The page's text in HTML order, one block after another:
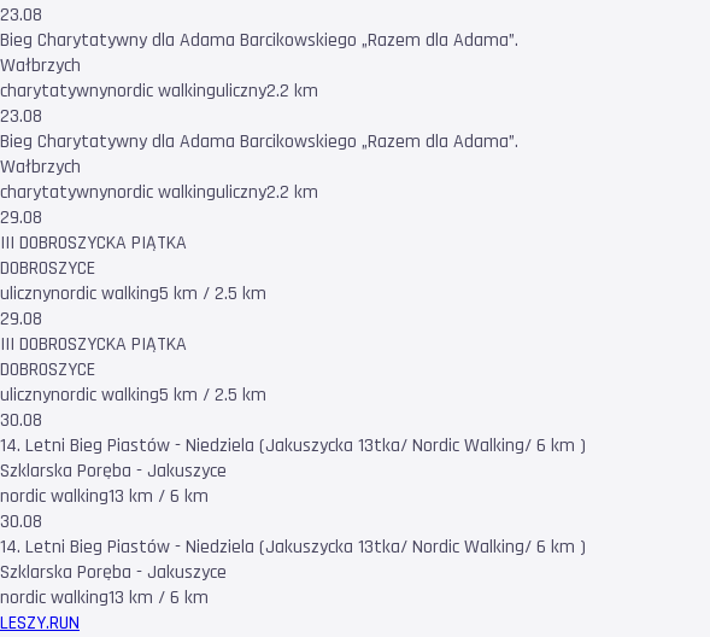
23.08
Bieg Charytatywny dla Adama Barcikowskiego „Razem dla Adama”.
Wałbrzych
charytatywnynordic walkinguliczny2.2 km
23.08
Bieg Charytatywny dla Adama Barcikowskiego „Razem dla Adama”.
Wałbrzych
charytatywnynordic walkinguliczny2.2 km
29.08
III DOBROSZYCKA PIĄTKA
DOBROSZYCE
ulicznynordic walking5 km / 2.5 km
29.08
III DOBROSZYCKA PIĄTKA
DOBROSZYCE
ulicznynordic walking5 km / 2.5 km
30.08
14. Letni Bieg Piastów - Niedziela (Jakuszycka 13tka/ Nordic Walking/ 6 km )
Szklarska Poręba - Jakuszyce
nordic walking13 km / 6 km
30.08
14. Letni Bieg Piastów - Niedziela (Jakuszycka 13tka/ Nordic Walking/ 6 km )
Szklarska Poręba - Jakuszyce
nordic walking13 km / 6 km
LESZY.RUN